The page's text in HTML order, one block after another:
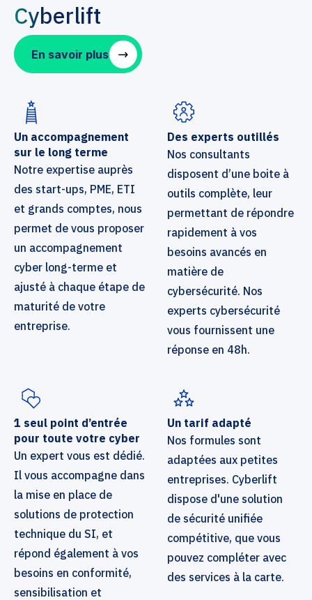
Cyberlift
En savoir plus
Un accompagnement
sur le long terme
Notre expertise auprès
des start-ups, PME, ETI
et grands comptes, nous
permet de vous proposer
un accompagnement
cyber long-terme et
ajusté à chaque étape de
maturité de votre
entreprise.
Des experts outillés
Nos consultants
disposent d’une boite à
outils complète, leur
permettant de répondre
rapidement à vos
besoins avancés en
matière de
cybersécurité. Nos
experts cybersécurité
vous fournissent une
réponse en 48h.
1 seul point d’entrée
pour toute votre cyber
Un expert vous est dédié.
Il vous accompagne dans
la mise en place de
solutions de protection
technique du SI, et
répond également à vos
besoins en conformité,
sensibilisation et
Un tarif adapté
Nos formules sont
adaptées aux petites
entreprises. Cyberlift
dispose d'une solution
de sécurité unifiée
compétitive, que vous
pouvez compléter avec
des services à la carte.